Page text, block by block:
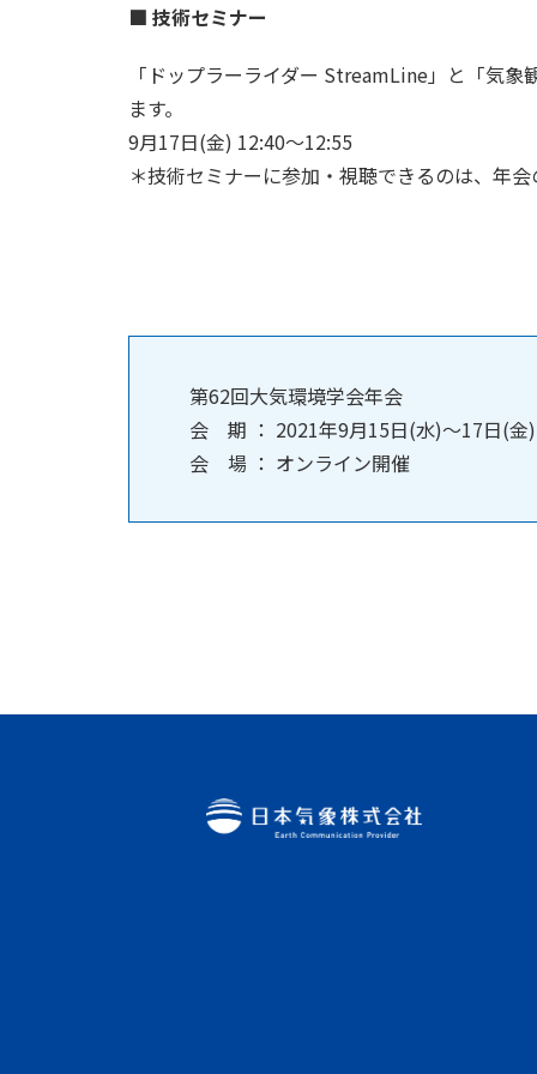
■ 技術セミナー
「ドップラーライダー StreamLine」と「気
ます。
9月17日(金) 12:40～12:55
＊技術セミナーに参加・視聴できるのは、年
第62回大気環境学会年会
会 期 ： 2021年9月15日(水)～17日(金)
会 場 ： オンライン開催